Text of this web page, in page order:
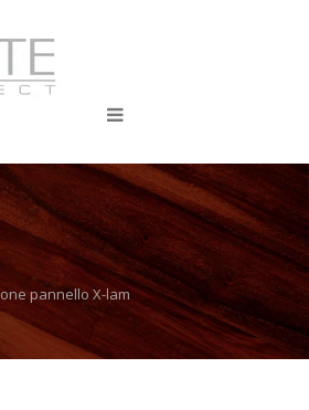
pannello X-lam